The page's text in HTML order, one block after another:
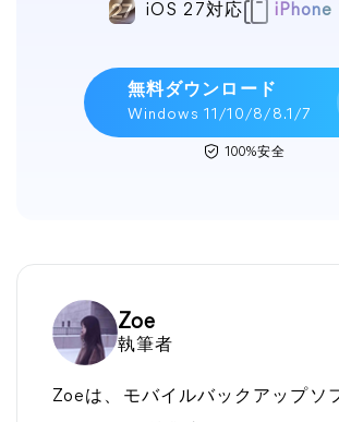
iOS 27対応 iPhone
無料ダウンロード
Windows 11/10/8/8.1/7
100%安全
Zoe
執筆者
Zoeは、モバイルバックアップソ